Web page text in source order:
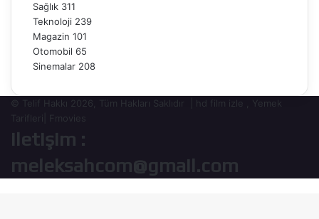
Sağlık 311
Teknoloji 239
Magazin 101
Otomobil 65
Sinemalar 208
© Telif Hakkı 2026, Tüm Hakları Saklıdır | hd film izle
Yemek
Tarifleri
Fmovies
iletişim :
meleksahcom@gmail.com